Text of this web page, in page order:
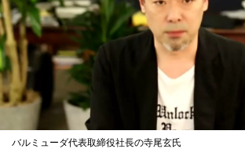
バルミューダ代表取締役社長の寺尾玄氏